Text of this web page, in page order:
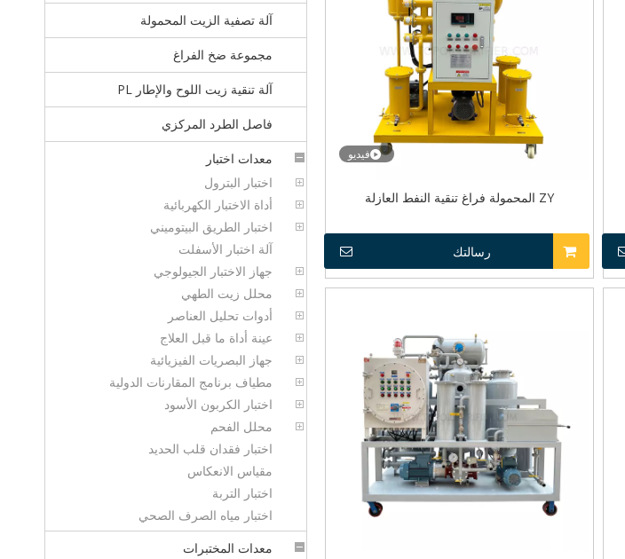
آلة تصفية الزيت المحمولة
مجموعة ضخ الفراغ
آلة تنقية زيت اللوح والإطار PL
فاصل الطرد المركزي
معدات اختبار
اختبار البترول
أداة الاختبار الكهربائية
اختبار الطريق البيتوميني
آلة اختبار الأسفلت
جهاز الاختبار الجيولوجي
محلل زيت الطهي
أدوات تحليل العناصر
عينة أداة ما قبل العلاج
جهاز البصريات الفيزيائية
مطياف برنامج المقارنات الدولية
اختبار الكربون الأسود
محلل الفحم
اختبار فقدان قلب الحديد
مقياس الانعكاس
اختبار التربة
اختبار مياه الصرف الصحي
معدات المختبرات
فيديو
ZY المحمولة فراغ تنقية النفط العازلة
رسالتك